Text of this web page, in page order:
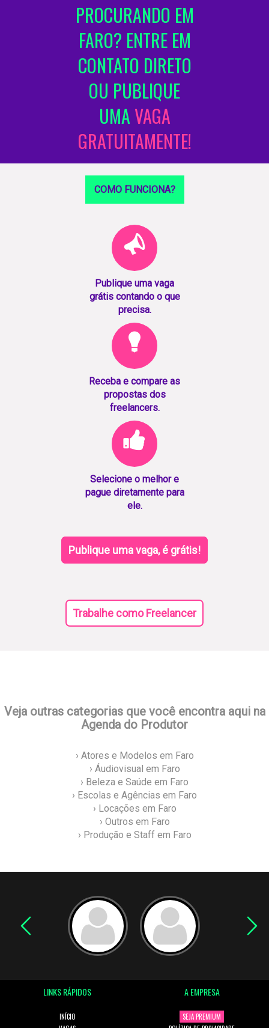
PROCURANDO EM
FARO? ENTRE EM
CONTATO DIRETO
OU PUBLIQUE
UMAVAGA
GRATUITAMENTE!
COMO FUNCIONA?
Publique uma vaga
grátis contando o que
precisa.
Receba e compare as
propostas dos
freelancers.
Selecione o melhor e
pague diretamente para
ele.
Publique uma vaga, é grátis!
Trabalhe como Freelancer
Veja outras categorias que você encontra aqui na
Agenda do Produtor
› Atores e Modelos em Faro
› Áudiovisual em Faro
› Beleza e Saúde em Faro
› Escolas e Agências em Faro
› Locações em Faro
› Outros em Faro
› Produção e Staff em Faro
LINKS RÁPIDOS
INÍCIO
A EMPRESA
SEJA PREMIUM